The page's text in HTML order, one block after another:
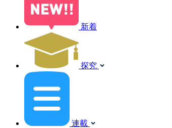
新着
探究
連載